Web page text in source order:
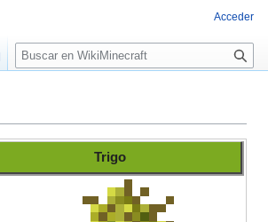
Trigo
Acceder
B
u
a